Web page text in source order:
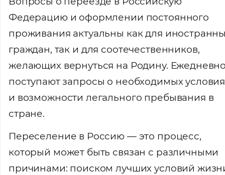
Федерацию и оформлении постоянного
проживания актуальны как для
граждан, так и для соотечественников,
желающих вернуться на Родину.
поступают запросы о необходимых
и возможности легального пребывания в
стране.
Переселение в Россию — это процесс,
который может быть связан с различными
причинами: поиском лучших условий